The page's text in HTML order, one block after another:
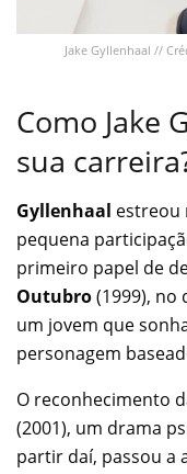
Jake Gyllenhaal //
Como Jake
sua
Gyllenhaal estreou
pequena
primeiro papel de
Outubro(1999),
um jovem que
personagem
O reconhecimento
(2001), um drama
partir daí, passou a